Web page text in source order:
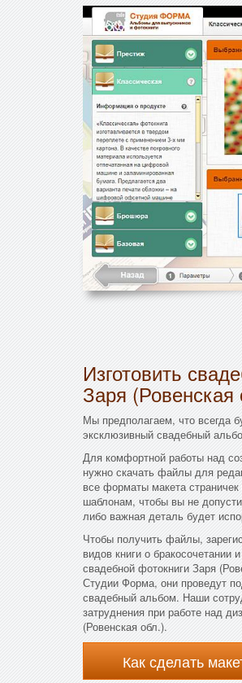
Изготовить
Заря (Ровенская
Мы предполагаем, что всегда
эксклюзивный свадебный
Для комфортной работы над
нужно скачать файлы для
все форматы макета
шаблонам, чтобы вы не
либо важная деталь будет
Чтобы получить файлы,
видов книги о
свадебной фотокниги Заря
Студии Форма, они проведут
свадебный альбом. Наши
затруднения при работе над
(Ровенская обл.).
Как сделать